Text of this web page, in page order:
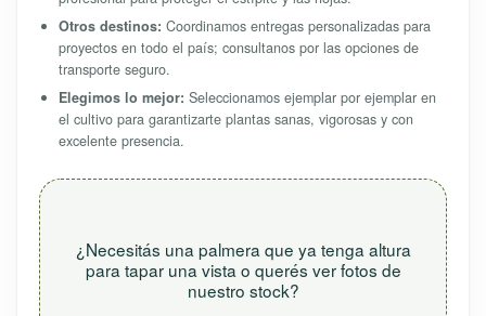
Otros destinos: Coordinamos entregas personalizadas para
proyectos en todo el país; consultanos por las opciones de
transporte seguro.
Elegimos lo mejor: Seleccionamos ejemplar por ejemplar en
el cultivo para garantizarte plantas sanas, vigorosas y con
excelente presencia.
¿Necesitás una palmera que ya tenga altura
para tapar una vista o querés ver fotos de
nuestro stock?